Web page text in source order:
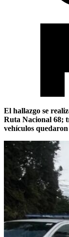
El hallazgo se
Ruta Nacional 68;
vehículos quedaron